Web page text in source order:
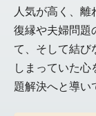
人気が高く、
復縁や夫婦問題
て、そして結び
しまっていた心
題解決へと導い